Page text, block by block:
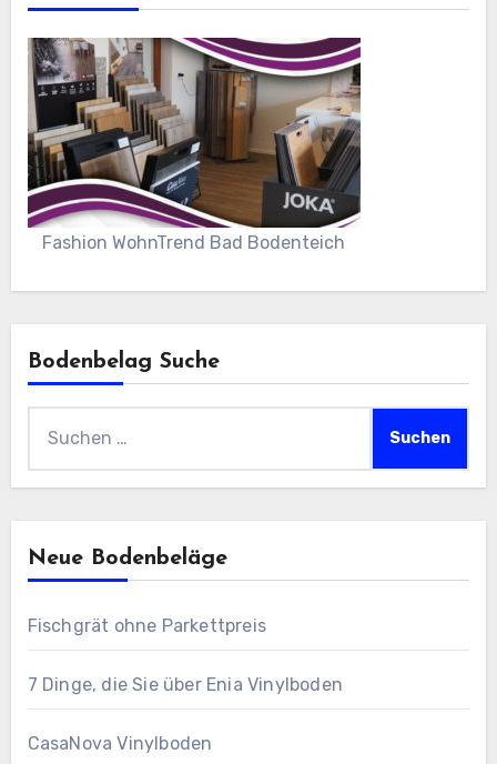
Fashion WohnTrend Bad Bodenteich
Bodenbelag Suche
nach:
Neue Bodenbeläge
Fischgrät ohne Parkettpreis
7 Dinge, die Sie über Enia Vinylboden
CasaNova Vinylboden